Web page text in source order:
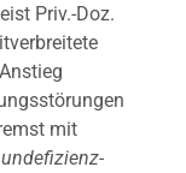
Priv.-Doz.
mit